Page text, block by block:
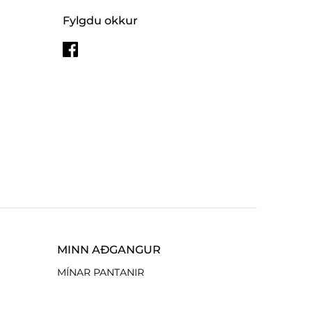
Fylgdu okkur
MINN AÐGANGUR
MÍNAR PANTANIR